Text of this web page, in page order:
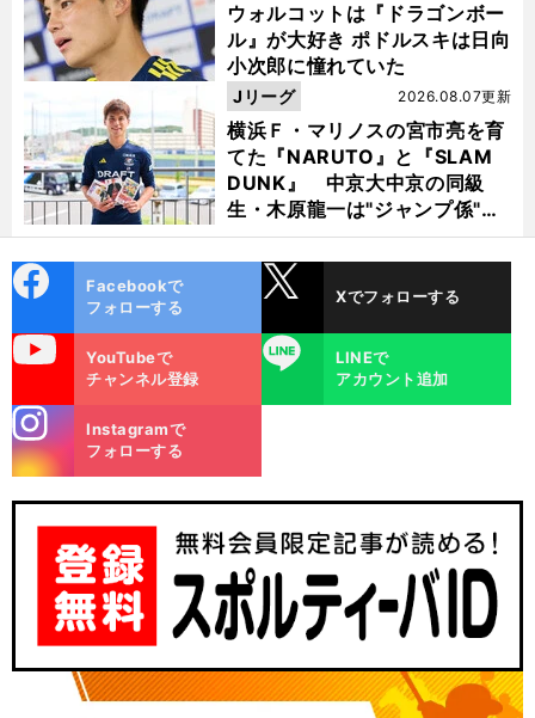
ウォルコットは『ドラゴンボー
ル』が大好き ポドルスキは日向
小次郎に憧れていた
横浜Ｆ・マリノスの宮市亮を育
てた『NARUTO』と『SLAM
DUNK』 中京大中京の同級
生・木原龍一は"ジャンプ係"だ
った
2026.08.07更新
Jリーグ
ok
Facebookで
フォローする
Xでフォローする
YouTubeで
チャンネル登録
LINE
LINEで
アカウント追加
m
Instagramで
フォローする